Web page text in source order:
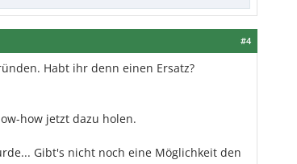
#4
Habt ihr denn einen Ersatz?
how jetzt dazu holen.
Gibt's nicht noch eine Möglichkeit den